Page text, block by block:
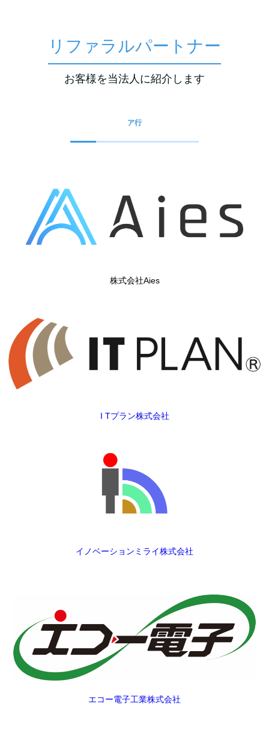
リファラルパートナー
お客様を当法人に紹介します
ア行
株式会社Aies
I Tプラン株式会社
イノベーションミライ株式会社
エコー電子工業株式会社